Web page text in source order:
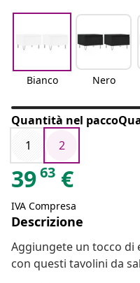
Bianco Nero
Quantità nel
1
2
3963 €
IVA Compresa
Descrizione
Aggiungete un tocco di
con questi tavolini da